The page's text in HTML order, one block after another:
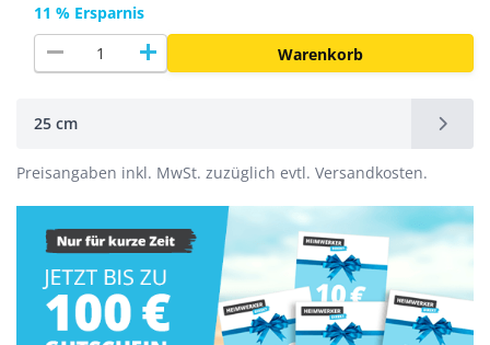
11 % Ersparnis
remove add Warenkorb
25 cm
Preisangaben inkl. MwSt. zuzüglich evtl. Versandkosten.